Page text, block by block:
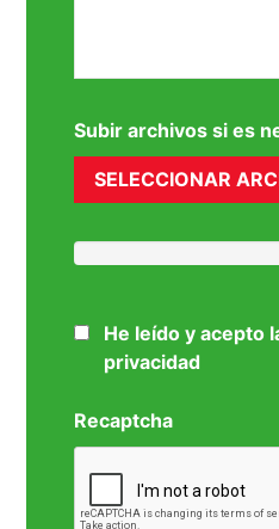
Subir archivos si es
SELECCIONAR
He leído y acepto
privacidad
Recaptcha